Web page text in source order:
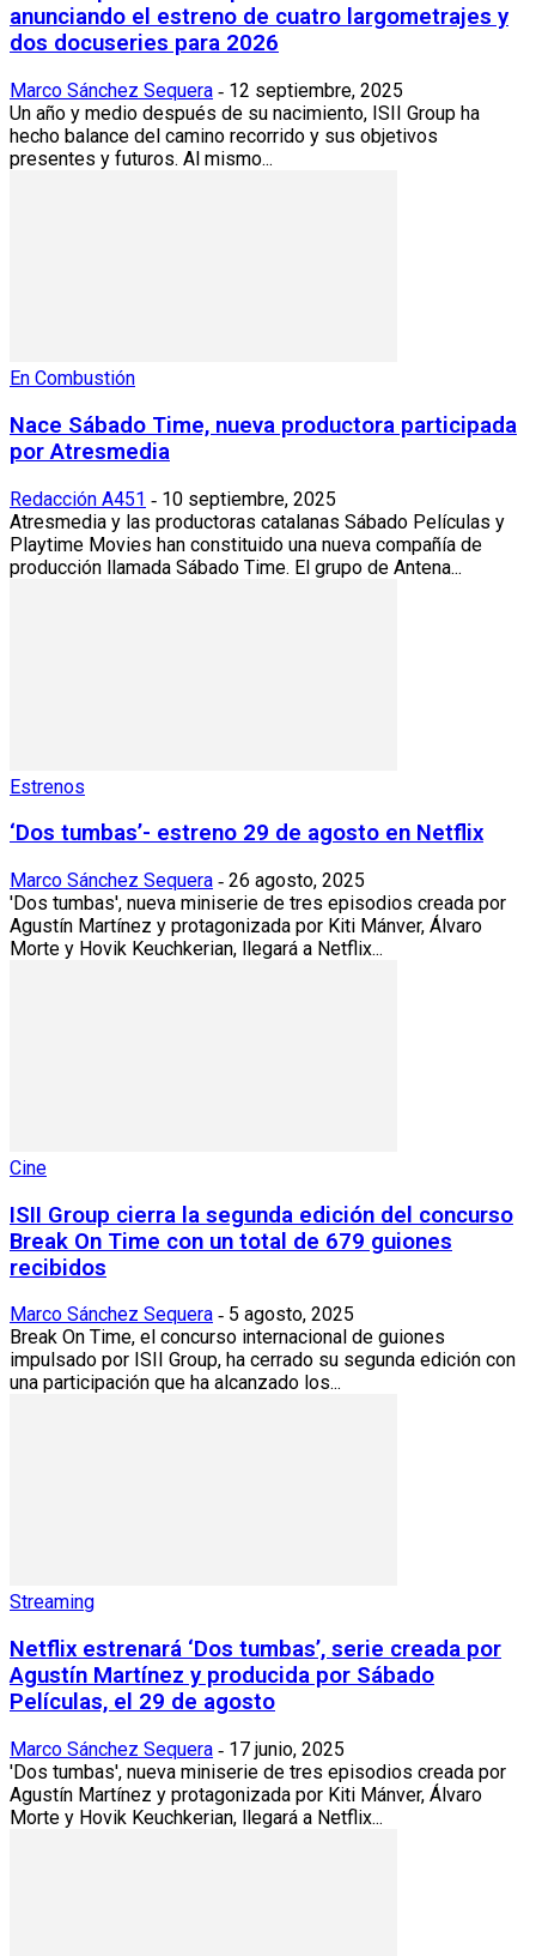
anunciando el estreno de cuatro largometrajes y
dos docuseries para 2026
Marco Sánchez Sequera - 12 septiembre, 2025
Un año y medio después de su nacimiento, ISII Group ha
hecho balance del camino recorrido y sus objetivos
presentes y futuros. Al mismo...
En Combustión
Nace Sábado Time, nueva productora participada
por Atresmedia
Redacción A451 - 10 septiembre, 2025
Atresmedia y las productoras catalanas Sábado Películas y
Playtime Movies han constituido una nueva compañía de
producción llamada Sábado Time. El grupo de Antena...
Estrenos
‘Dos tumbas’- estreno 29 de agosto en Netflix
Marco Sánchez Sequera - 26 agosto, 2025
'Dos tumbas', nueva miniserie de tres episodios creada por
Agustín Martínez y protagonizada por Kiti Mánver, Álvaro
Morte y Hovik Keuchkerian, llegará a Netflix...
Cine
ISII Group cierra la segunda edición del concurso
Break On Time con un total de 679 guiones
recibidos
Marco Sánchez Sequera - 5 agosto, 2025
Break On Time, el concurso internacional de guiones
impulsado por ISII Group, ha cerrado su segunda edición con
una participación que ha alcanzado los...
Streaming
Netflix estrenará ‘Dos tumbas’, serie creada por
Agustín Martínez y producida por Sábado
Películas, el 29 de agosto
Marco Sánchez Sequera - 17 junio, 2025
'Dos tumbas', nueva miniserie de tres episodios creada por
Agustín Martínez y protagonizada por Kiti Mánver, Álvaro
Morte y Hovik Keuchkerian, llegará a Netflix...